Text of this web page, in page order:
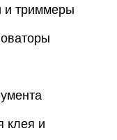
и триммеры
клея и